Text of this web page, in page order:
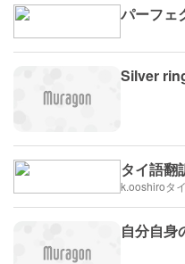
パーフェ
Silver
タイ語翻
自分自身